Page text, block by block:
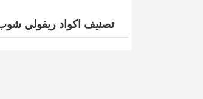
تصنيف اكواد ريفولي